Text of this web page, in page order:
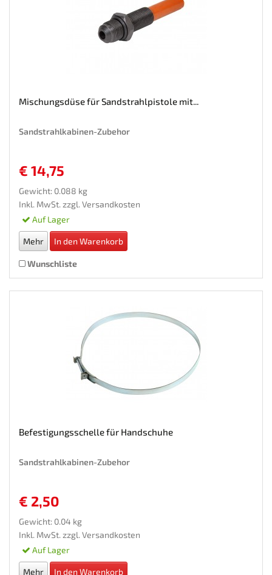
Mischungsdüse für Sandstrahlpistole mit...
Sandstrahlkabinen-Zubehor
€ 14,75
Gewicht: 0.088 kg
Inkl. MwSt. zzgl. Versandkosten
Auf Lager
Mehr In den Warenkorb
Wunschliste
Befestigungsschelle für Handschuhe
Sandstrahlkabinen-Zubehor
€ 2,50
Gewicht: 0.04 kg
Inkl. MwSt. zzgl. Versandkosten
Auf Lager
Mehr In den Warenkorb